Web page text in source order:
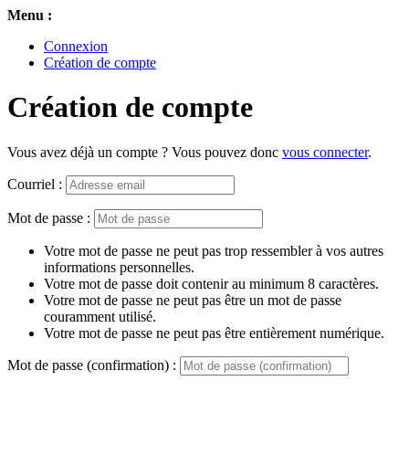
Menu :
Connexion
Création de compte
Création de compte
Vous avez déjà un compte ? Vous pouvez donc vous connecter.
Courriel :
Mot de passe :
Votre mot de passe ne peut pas trop ressembler à vos autres
informations personnelles.
Votre mot de passe doit contenir au minimum 8 caractères.
Votre mot de passe ne peut pas être un mot de passe
couramment utilisé.
Votre mot de passe ne peut pas être entièrement numérique.
Mot de passe (confirmation) :